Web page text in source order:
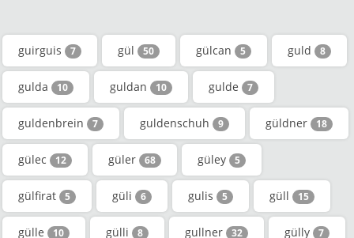
guirguis 7 gül 50 gülcan 5 guld 8
gulda 10 guldan 10 gulde 7
guldenbrein 7 guldenschuh 9 güldner 18
gülec 12 güler 68 güley 5
gülfirat 5 güli 6 gulis 5 güll 15
gülle 10 gülli 8 gullner 32 gülly 7